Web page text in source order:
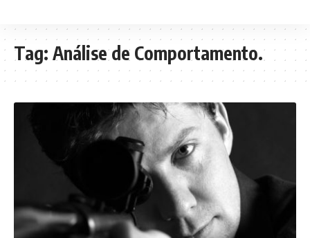
Tag: Análise de Comportamento.